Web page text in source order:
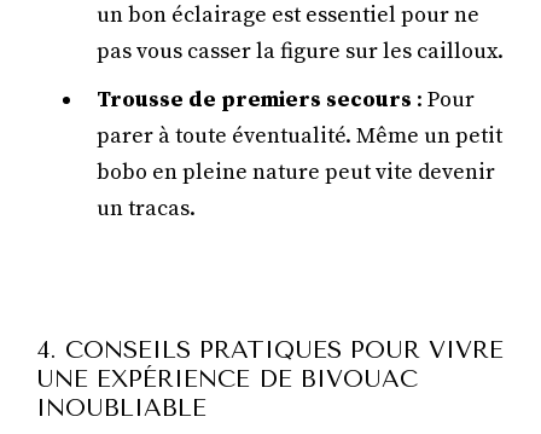
un bon éclairage est essentiel pour ne
pas vous casser la figure sur les cailloux.
Trousse de premiers secours : Pour
parer à toute éventualité. Même un petit
bobo en pleine nature peut vite devenir
un tracas.
4. CONSEILS PRATIQUES POUR VIVRE
UNE EXPÉRIENCE DE BIVOUAC
INOUBLIABLE